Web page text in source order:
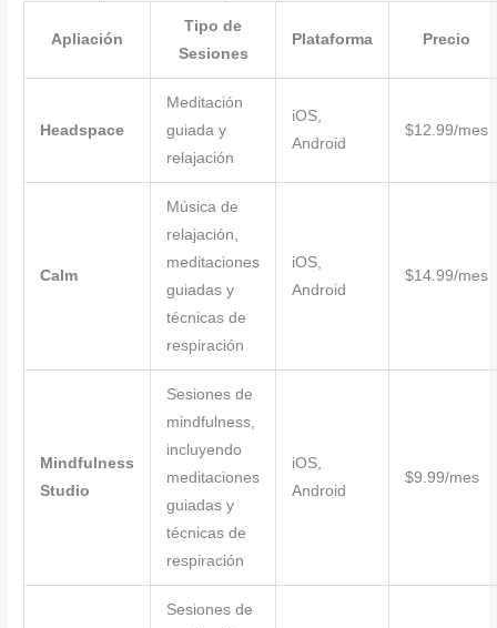
Apliación
Tipo de
Sesiones
Plataforma Precio
Headspace
Meditación
guiada y
relajación
iOS,
Android
$12.99/mes
Calm
Música de
relajación,
meditaciones
guiadas y
técnicas de
respiración
iOS,
Android
$14.99/mes
Mindfulness
Studio
Sesiones de
mindfulness,
incluyendo
meditaciones
guiadas y
técnicas de
respiración
iOS,
Android
$9.99/mes
Sesiones de